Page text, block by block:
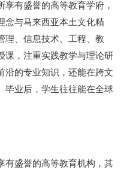
有盛誉的高等教育学府，
念与马来西亚本土文化精
理、信息技术、工程、教
课，注重实践教学与理论研
沿的专业知识，还能在跨文
毕业后，学生往往能在全球
有盛誉的高等教育机构，其